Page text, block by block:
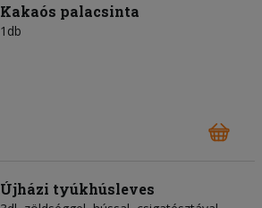
Kakaós palacsinta
1db
Újházi tyúkhúsleves